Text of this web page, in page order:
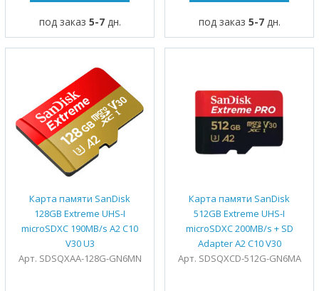
под заказ 5-7дн. под заказ 5-7дн.
Карта памяти SanDisk
128GB Extreme UHS-I
microSDXC 190MB/s A2 C10
V30 U3
Арт. SDSQXAA-128G-GN6MN
Карта памяти SanDisk
512GB Extreme UHS-I
microSDXC 200MB/s + SD
Adapter A2 C10 V30
Арт. SDSQXCD-512G-GN6MA